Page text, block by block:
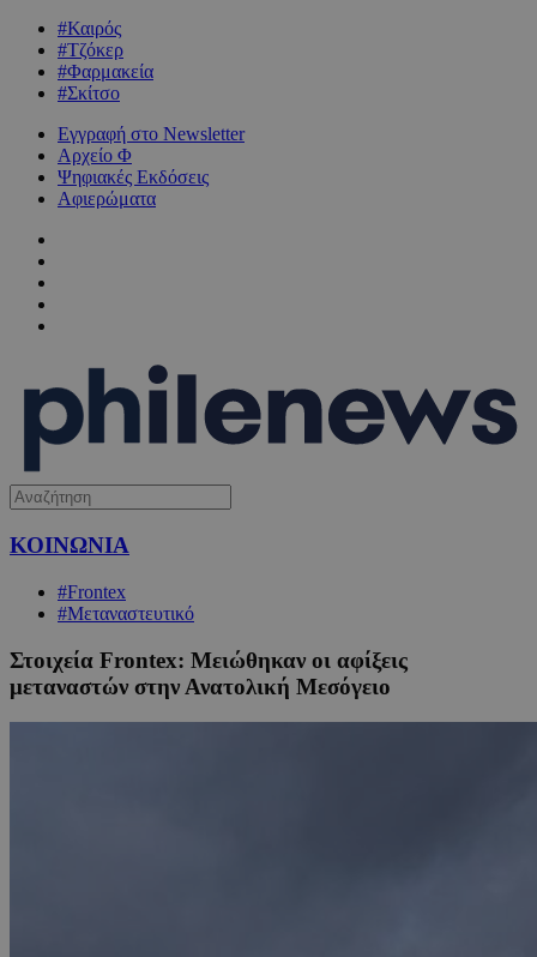
#Καιρός
#Τζόκερ
#Φαρμακεία
#Σκίτσο
Εγγραφή στο Newsletter
Αρχείο Φ
Ψηφιακές Εκδόσεις
Αφιερώματα
ΚΟΙΝΩΝΙΑ
#Frontex
#Μεταναστευτικό
Στοιχεία Frontex: Μειώθηκαν οι αφίξεις
μεταναστών στην Ανατολική Μεσόγειο